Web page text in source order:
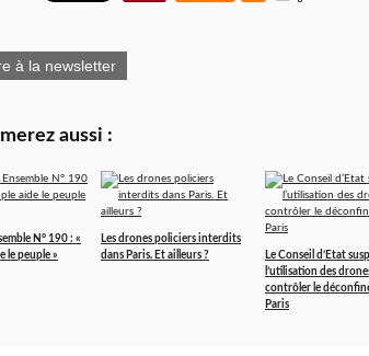
à la newsletter
aussi :
N° 190 : «
le peuple »
Les drones policiers interdits
dans Paris. Et ailleurs ?
Le Conseil d’Etat
l’utilisation des
contrôler le
Paris